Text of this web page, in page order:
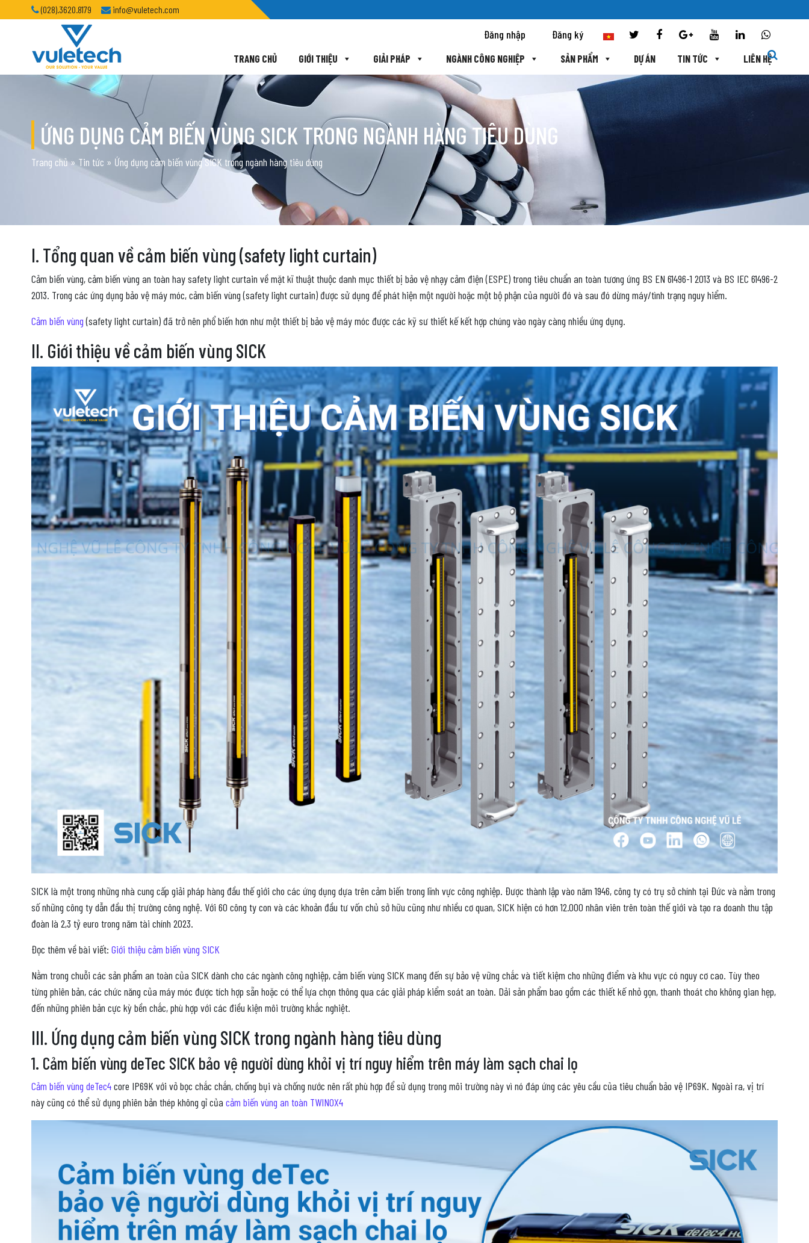
(028).3620.8179 info@vuletech.com
Đăng nhập Đăng ký
TRANG CHỦ GIỚI THIỆU GIẢI PHÁP NGÀNH CÔNG NGHIỆP SẢN PHẨM DỰ ÁN TIN TỨC LIÊN HỆ
ỨNG DỤNG CẢM BIẾN VÙNG SICK TRONG NGÀNH HÀNG TIÊU DÙNG
Trang chủ» Tin tức » Ứng dụng cảm biến vùng SICK trong ngành hàng tiêu dùng
I. Tổng quan về cảm biến vùng (safety light curtain)
Cảm biến vùng, cảm biến vùng an toàn hay safety light curtain về mặt kĩ thuật thuộc danh mục thiết bị bảo vệ nhạy cảm điện (ESPE) trong tiêu chuẩn an toàn tương ứng BS EN 61496-1 2013 và BS IEC 61496-2
2013. Trong các ứng dụng bảo vệ máy móc, cảm biến vùng (safety light curtain) được sử dụng để phát hiện một người hoặc một bộ phận của người đó và sau đó dừng máy/tình trạng nguy hiểm.
Cảm biến vùng(safety light curtain) đã trở nên phổ biến hơn như một thiết bị bảo vệ máy móc được các kỹ sư thiết kế kết hợp chúng vào ngày càng nhiều ứng dụng.
II. Giới thiệu về cảm biến vùng SICK
SICK là một trong những nhà cung cấp giải pháp hàng đầu thế giới cho các ứng dụng dựa trên cảm biến trong lĩnh vực công nghiệp. Được thành lập vào năm 1946, công ty có trụ sở chính tại Đức và nằm trong
số những công ty dẫn đầu thị trường công nghệ. Với 60 công ty con và các khoản đầu tư vốn chủ sở hữu cũng như nhiều cơ quan, SICK hiện có hơn 12.000 nhân viên trên toàn thế giới và tạo ra doanh thu tập
đoàn là 2,3 tỷ euro trong năm tài chính 2023.
Đọc thêm về bài viết: Giới thiệu cảm biến vùng SICK
Nằm trong chuỗi các sản phẩm an toàn của SICK dành cho các ngành công nghiệp, cảm biến vùng SICK mang đến sự bảo vệ vững chắc và tiết kiệm cho những điểm và khu vực có nguy cơ cao. Tùy theo
từng phiên bản, các chức năng của máy móc được tích hợp sẵn hoặc có thể lựa chọn thông qua các giải pháp kiểm soát an toàn. Dải sản phẩm bao gồm các thiết kế nhỏ gọn, thanh thoát cho không gian hẹp,
đến những phiên bản cực kỳ bền chắc, phù hợp với các điều kiện môi trường khắc nghiệt.
III. Ứng dụng cảm biến vùng SICK trong ngành hàng tiêu dùng
1. Cảm biến vùng deTec SICK bảo vệ người dùng khỏi vị trí nguy hiểm trên máy làm sạch chai lọ
Cảm biến vùng deTec4core IP69K với vỏ bọc chắc chắn, chống bụi và chống nước nên rất phù hợp để sử dụng trong môi trường này vì nó đáp ứng các yêu cầu của tiêu chuẩn bảo vệ IP69K. Ngoài ra, vị trí
này cũng có thể sử dụng phiên bản thép không gỉ của cảm biến vùng an toàn TWINOX4